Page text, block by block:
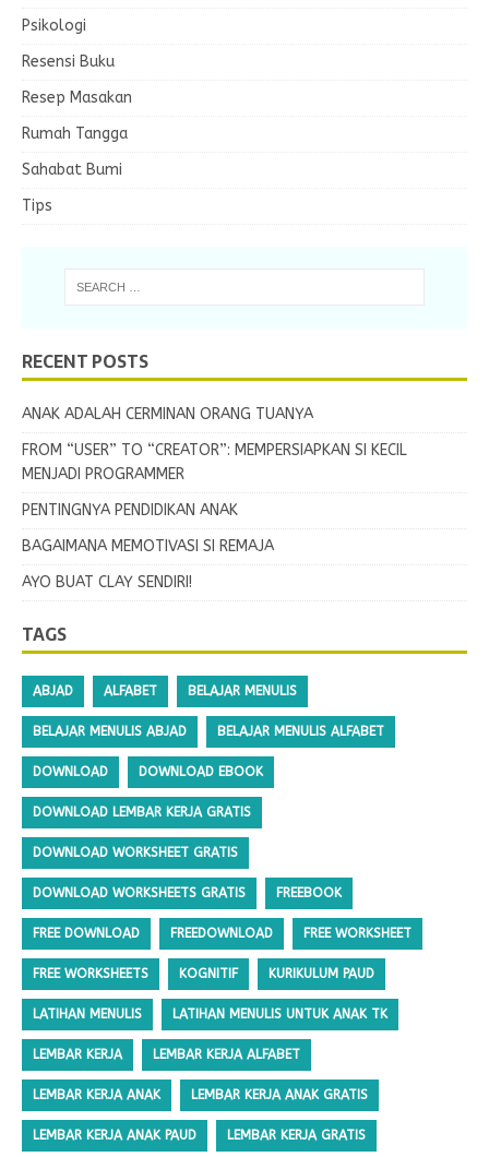
Psikologi
Resensi Buku
Resep Masakan
Rumah Tangga
Sahabat Bumi
Tips
RECENT POSTS
ANAK ADALAH CERMINAN ORANG TUANYA
FROM “USER” TO “CREATOR”: MEMPERSIAPKAN SI KECIL
MENJADI PROGRAMMER
PENTINGNYA PENDIDIKAN ANAK
BAGAIMANA MEMOTIVASI SI REMAJA
AYO BUAT CLAY SENDIRI!
TAGS
ABJAD ALFABET BELAJAR MENULIS
BELAJAR MENULIS ABJAD BELAJAR MENULIS ALFABET
DOWNLOAD DOWNLOAD EBOOK
DOWNLOAD LEMBAR KERJA GRATIS
DOWNLOAD WORKSHEET GRATIS
DOWNLOAD WORKSHEETS GRATIS FREEBOOK
FREE DOWNLOAD FREEDOWNLOAD FREE WORKSHEET
FREE WORKSHEETS KOGNITIF KURIKULUM PAUD
LATIHAN MENULIS LATIHAN MENULIS UNTUK ANAK TK
LEMBAR KERJA LEMBAR KERJA ALFABET
LEMBAR KERJA ANAK LEMBAR KERJA ANAK GRATIS
LEMBAR KERJA ANAK PAUD LEMBAR KERJA GRATIS